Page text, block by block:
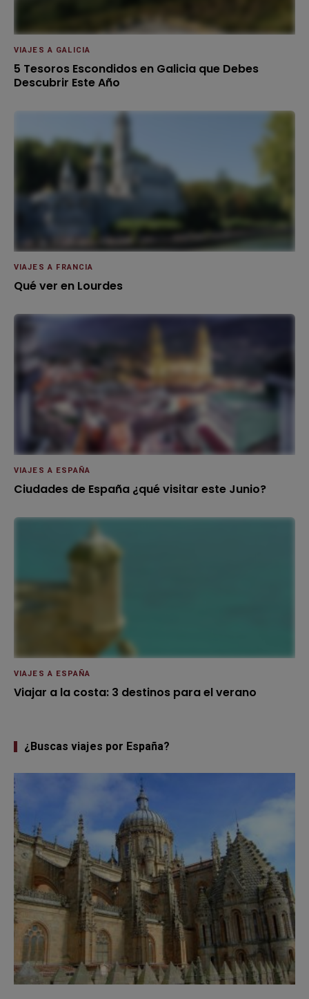
VIAJES A GALICIA
5 Tesoros Escondidos en Galicia que Debes
Descubrir Este Año
VIAJES A FRANCIA
Qué ver en Lourdes
VIAJES A ESPAÑA
Ciudades de España ¿qué visitar este Junio?
VIAJES A ESPAÑA
Viajar a la costa: 3 destinos para el verano
¿Buscas viajes por España?